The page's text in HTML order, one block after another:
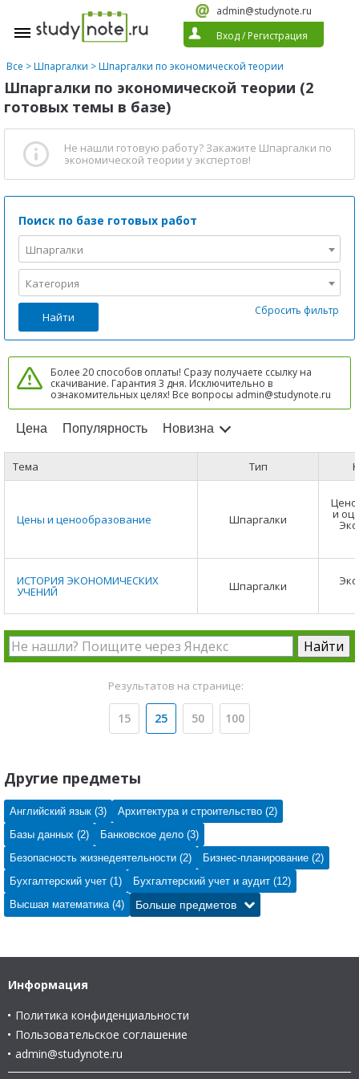
admin@studynote.ru
Вход/ Регистрация
Все >Шпаргалки >Шпаргалки по экономической теории
Шпаргалки по экономической теории (2
готовых темы в базе)
Не нашли готовую работу? Закажите Шпаргалки по
экономической теории у экспертов!
Поиск по базе готовых работ
Шпаргалки
Категория
Найти Сбросить фильтр
Более 20 способов оплаты! Сразу получаете ссылку на
скачивание. Гарантия 3 дня. Исключительно в
ознакомительных целях! Все вопросы admin@studynote.ru
Цена Популярность Новизна
Тема Тип
Цены и ценообразование Шпаргалки и
ИСТОРИЯ ЭКОНОМИЧЕСКИХ
УЧЕНИЙ Шпаргалки
Результатов на странице:
15 25 50 100
Другие предметы
Английский язык (3)
Архитектура и строительство (2)
Базы данных (2)
Банковское дело (3)
Безопасность жизнедеятельности (2)
Бизнес-планирование (2)
Бухгалтерский учет (1)
Бухгалтерский учет и аудит (12)
Высшая математика (4)
Больше предметов
Информация
Политика конфиденциальности
Пользовательское соглашение
admin@studynote.ru